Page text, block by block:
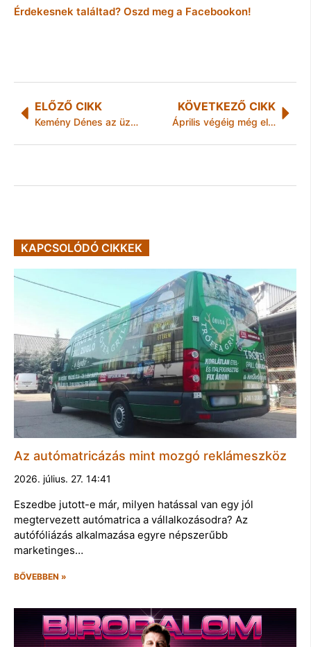
Érdekesnek találtad? Oszd meg a Facebookon!
ELŐZŐ CIKK
Kemény Dénes az üzleti világban is három olimpiai aranyat nyerne
KÖVETKEZŐ CIKK
Április végéig még elérhető a nagy karantén kérdőív
KAPCSOLÓDÓ CIKKEK
Az autómatricázás mint mozgó reklámeszköz
2026. július. 27. 14:41
Eszedbe jutott-e már, milyen hatással van egy jól
megtervezett autómatrica a vállalkozásodra? Az
autófóliázás alkalmazása egyre népszerűbb
marketinges…
BŐVEBBEN »